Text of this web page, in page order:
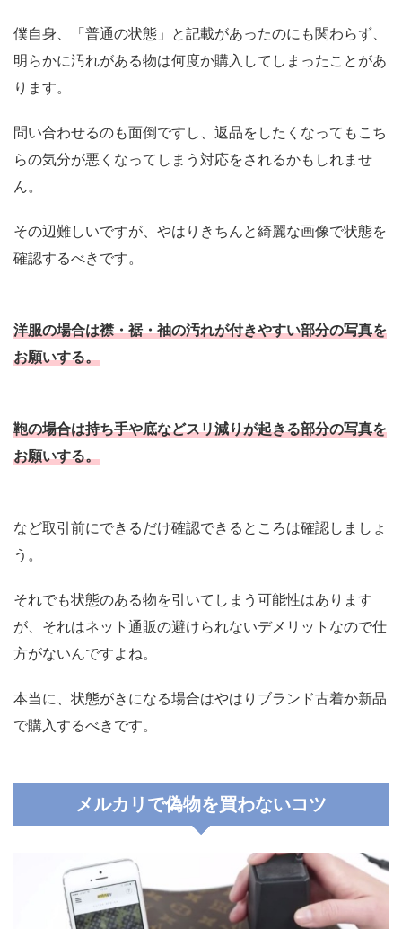
僕自身、「普通の状態」と記載があったのにも関わらず、
明らかに汚れがある物は何度か購入してしまったことがあ
ります。
問い合わせるのも面倒ですし、返品をしたくなってもこち
らの気分が悪くなってしまう対応をされるかもしれませ
ん。
その辺難しいですが、やはりきちんと綺麗な画像で状態を
確認するべきです。
洋服の場合は襟・裾・袖の汚れが付きやすい部分の写真を
お願いする。
鞄の場合は持ち手や底などスリ減りが起きる部分の写真を
お願いする。
など取引前にできるだけ確認できるところは確認しましょ
う。
それでも状態のある物を引いてしまう可能性はあります
が、それはネット通販の避けられないデメリットなので仕
方がないんですよね。
本当に、状態がきになる場合はやはりブランド古着か新品
で購入するべきです。
メルカリで偽物を買わないコツ